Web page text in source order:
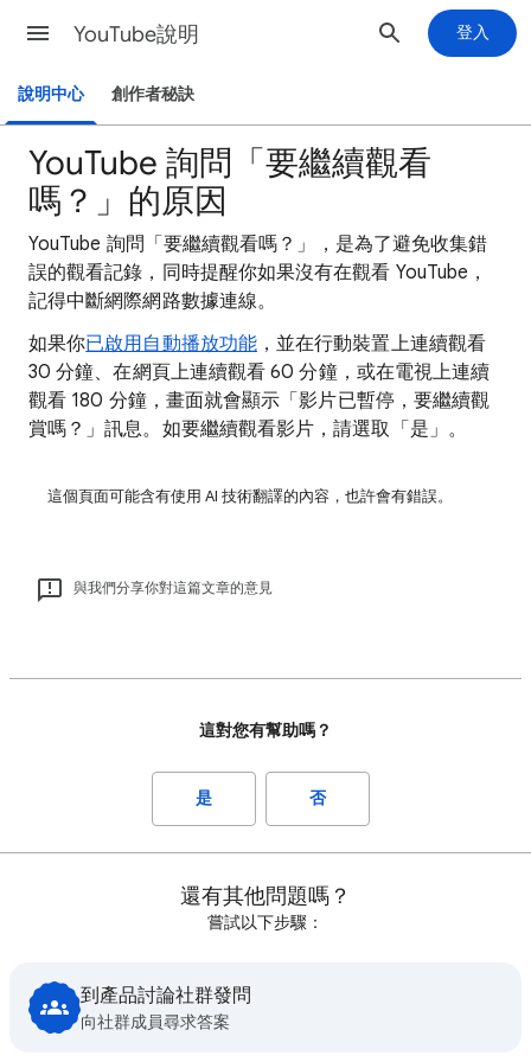
YouTube說明 登入
說明中心 創作者秘訣
YouTube 詢問「要繼續觀看
嗎？」的原因
YouTube 詢問「要繼續觀看嗎？」，是為了避免收集錯
誤的觀看記錄，同時提醒你如果沒有在觀看 YouTube，
記得中斷網際網路數據連線。
如果你已啟用自動播放功能，並在行動裝置上連續觀看
30 分鐘、在網頁上連續觀看 60 分鐘，或在電視上連續
觀看 180 分鐘，畫面就會顯示「影片已暫停，要繼續觀
賞嗎？」訊息。如要繼續觀看影片，請選取「是」。
這個頁面可能含有使用 AI 技術翻譯的內容，也許會有錯誤。
與我們分享你對這篇文章的意見
這對您有幫助嗎？
是 否
還有其他問題嗎？
嘗試以下步驟：
到產品討論社群發問
向社群成員尋求答案